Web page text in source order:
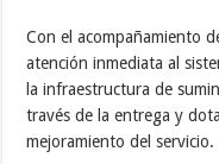
Con el acompañamiento
atención inmediata al
la infraestructura de
través de la entrega y
mejoramiento del servicio.